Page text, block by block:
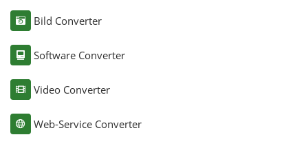
Bild Converter
Software Converter
Video Converter
Web-Service Converter